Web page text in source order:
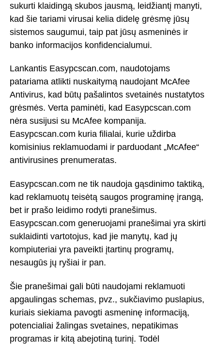
sukurti klaidingą skubos jausmą, leidžiantį manyti,
kad šie tariami virusai kelia didelę grėsmę jūsų
sistemos saugumui, taip pat jūsų asmeninės ir
banko informacijos konfidencialumui.
Lankantis Easypcscan.com, naudotojams
patariama atlikti nuskaitymą naudojant McAfee
Antivirus, kad būtų pašalintos svetainės nustatytos
grėsmės. Verta paminėti, kad Easypcscan.com
nėra susijusi su McAfee kompanija.
Easypcscan.com kuria filialai, kurie uždirba
komisinius reklamuodami ir parduodant „McAfee“
antivirusines prenumeratas.
Easypcscan.com ne tik naudoja gąsdinimo taktiką,
kad reklamuotų teisėtą saugos programinę įrangą,
bet ir prašo leidimo rodyti pranešimus.
Easypcscan.com generuojami pranešimai yra skirti
suklaidinti vartotojus, kad jie manytų, kad jų
kompiuteriai yra paveikti įtartinų programų,
nesaugūs jų ryšiai ir pan.
Šie pranešimai gali būti naudojami reklamuoti
apgaulingas schemas, pvz., sukčiavimo puslapius,
kuriais siekiama pavogti asmeninę informaciją,
potencialiai žalingas svetaines, nepatikimas
programas ir kitą abejotiną turinį. Todėl